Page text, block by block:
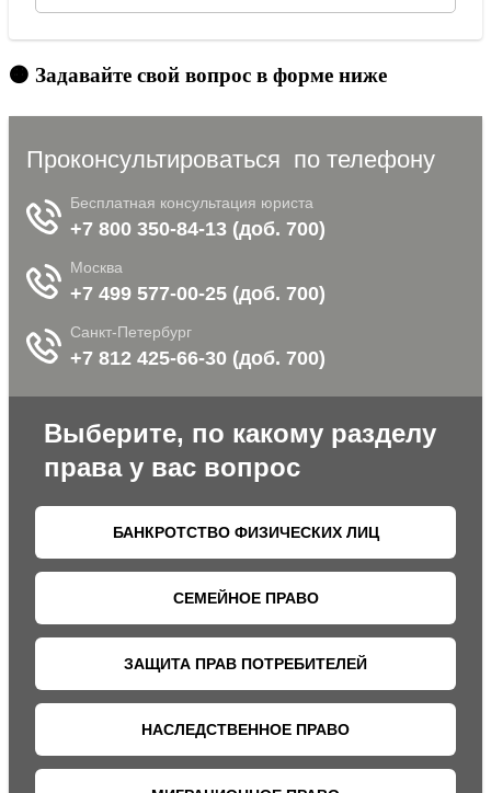
🟠 Задавайте свой вопрос в форме ниже